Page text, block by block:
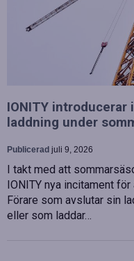
IONITY
laddning under
Publicerad juli 9, 2026
I takt med att
IONITY nya incitament
Förare som avslutar sin
eller som laddar…